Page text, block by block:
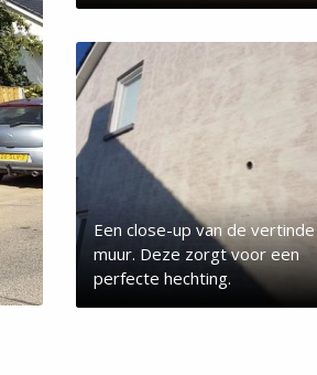
Een close-up van de vertinde
muur. Deze zorgt voor een
perfecte hechting.